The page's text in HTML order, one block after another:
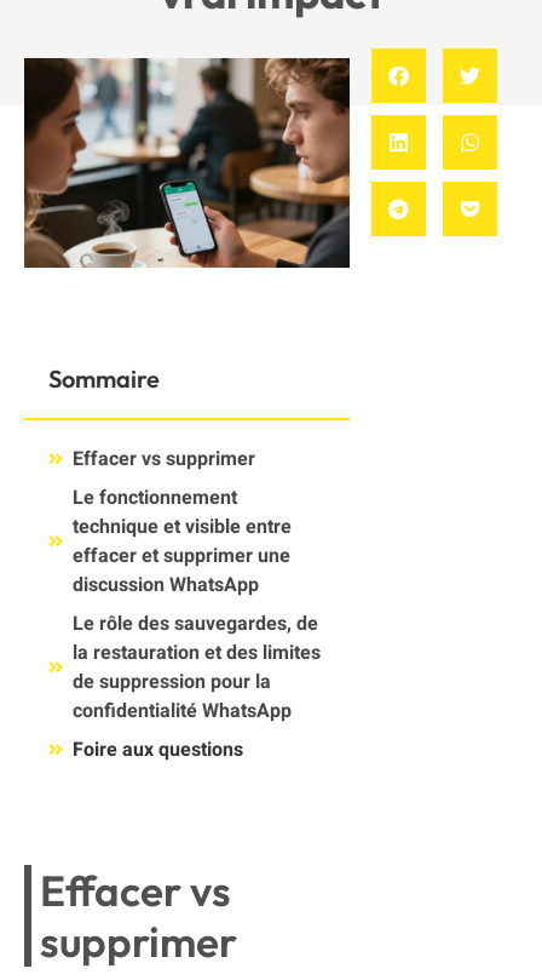
Sommaire
Effacer vs supprimer
Le fonctionnement
technique et visible entre
effacer et supprimer une
discussion WhatsApp
Le rôle des sauvegardes, de
la restauration et des limites
de suppression pour la
confidentialité WhatsApp
Foire aux questions
Effacer vs
supprimer